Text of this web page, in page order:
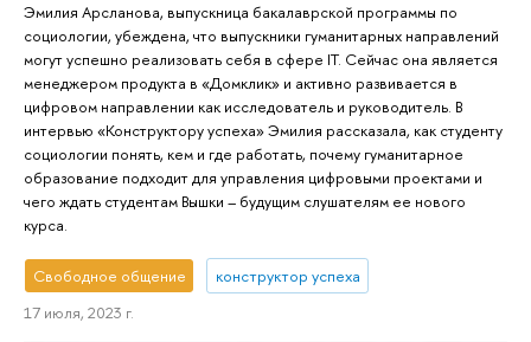
Эмилия Арсланова, выпускница бакалаврской программы по
социологии, убеждена, что выпускники гуманитарных направлений
могут успешно реализовать себя в сфере IT. Сейчас она является
менеджером продукта в «Домклик» и активно развивается в
цифровом направлении как исследователь и руководитель. В
интервью «Конструктору успеха» Эмилия рассказала, как студенту
социологии понять, кем и где работать, почему гуманитарное
образование подходит для управления цифровыми проектами и
чего ждать студентам Вышки – будущим слушателям ее нового
курса.
Свободное общение
конструктор успеха
17 июля, 2023 г.